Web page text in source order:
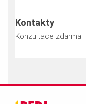
Kontakty
Konzultace zdarma